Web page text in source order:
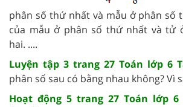
phân số thứ nhất và mẫu ở phân số
của mẫu ở phân số thứ nhất và tử
hai. ....
Luyện tập 3 trang 27 Toán lớp 6
phân số sau có bằng nhau không? Vì
Hoạt động 5 trang 27 Toán lớp 6